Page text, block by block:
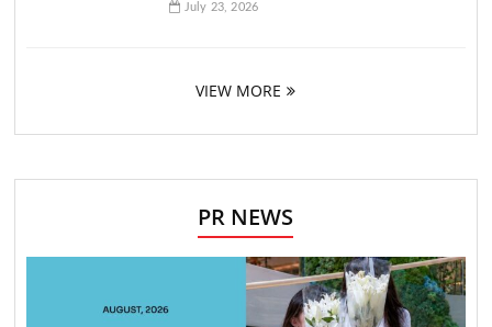
July 23, 2026
VIEW MORE
PR NEWS